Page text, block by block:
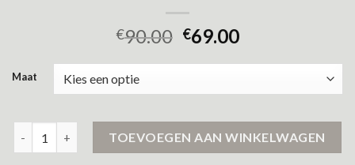
€90.00 €69.00
Maat
TOEVOEGEN AAN WINKELWAGEN